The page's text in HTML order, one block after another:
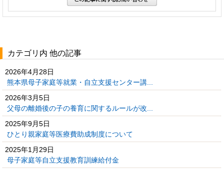
カテゴリ内 他の記事
2026年4月28日
熊本県母子家庭等就業・自立支援センター講...
2026年3月5日
父母の離婚後の子の養育に関するルールが改...
2025年9月5日
ひとり親家庭等医療費助成制度について
2025年1月29日
母子家庭等自立支援教育訓練給付金